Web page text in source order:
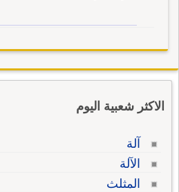
الاكثر شعبية اليوم
آلة
الآلة
المثلث